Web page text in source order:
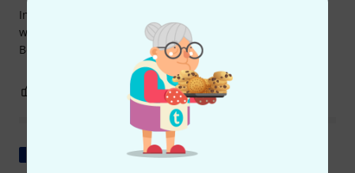
Interessante Methode, Maßnahmen zur Improvisation,
wunderschöner Klang und musikalische Qualität der
Begleitung++++++
BEWERTUNG MELDEN
Original zeigen